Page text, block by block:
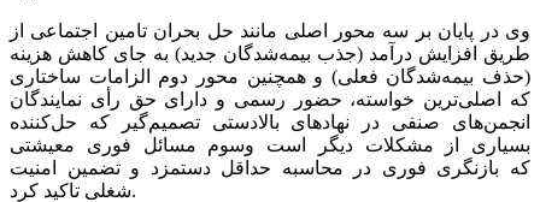
وی در پایان بر سه محور اصلی مانند حل بحران تامین اجتماعی از
طریق افزایش درآمد (جذب بیمه‌شدگان جدید) به جای کاهش هزینه
(حذف بیمه‌شدگان فعلی) و همچنین محور دوم الزامات ساختاری
که اصلی‌ترین خواسته، حضور رسمی و دارای حق رأی نمایندگان
انجمن‌های صنفی در نهادهای بالادستی تصمیم‌گیر که حل‌کننده
بسیاری از مشکلات دیگر است وسوم مسائل فوری معیشتی
که بازنگری فوری در محاسبه حداقل دستمزد و تضمین امنیت
شغلی تاکید کرد.